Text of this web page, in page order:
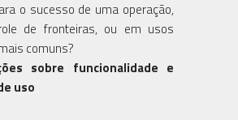
o sucesso de uma operação,
de fronteiras, ou em usos
comuns?
sobre funcionalidade e
uso